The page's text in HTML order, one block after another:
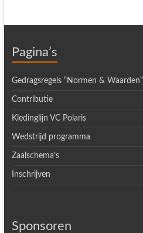
Pagina’s
Gedragsregels “Normen & Waarden”
Contributie
Kledinglijn VC Polaris
Wedstrijd programma
Zaalschema’s
Inschrijven
Sponsoren